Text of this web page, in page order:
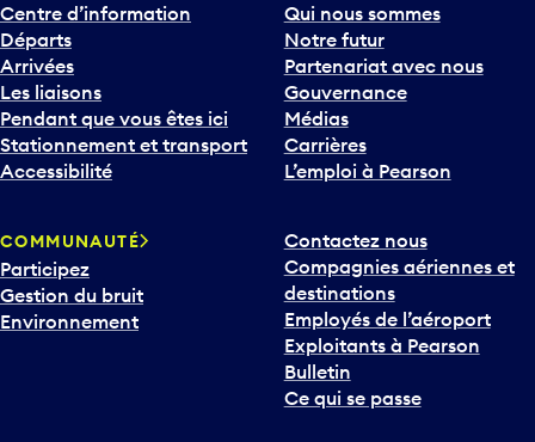
e
r
s
l
e
b
a
o
u
r
i
Centre d’information
Départs
Arrivées
Les liaisons
Pendant que vous êtes ici
Stationnement et transport
Accessibilité
Qui nous sommes
Notre futur
Partenariat avec nous
Gouvernance
Médias
Carrières
L’emploi à Pearson
COMMUNAUTÉ
Participez
Gestion du bruit
Environnement
Contactez nous
Compagnies aériennes et
destinations
Employés de l’aéroport
Exploitants à Pearson
Bulletin
Ce qui se passe